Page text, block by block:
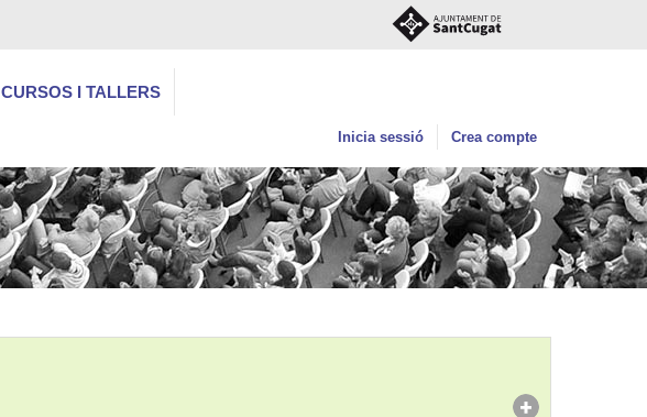
CURSOS I TALLERS
Inicia sessió Crea compte